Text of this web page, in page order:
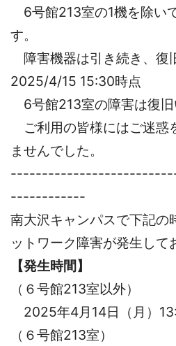
6号館213室の1機を除い
す。
障害機器は引き続き、復
2025/4/15 15:30時点
6号館213室の障害は復旧
ご利用の皆様にはご迷惑
ませんでした。
------------
南大沢キャンパスで下記の
ットワーク障害が発生して
【発生時間】
（６号館213室以外）
2025年4月14日（月）
（６号館213室）